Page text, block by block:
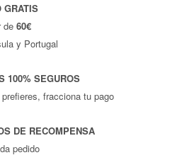
GRATIS
de60€
y Portugal
100% SEGUROS
fracciona tu pago
DE RECOMPENSA
pedido